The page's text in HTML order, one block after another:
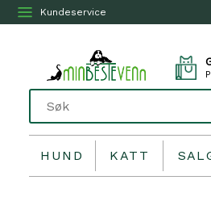
Kundeservice
HUND KATT